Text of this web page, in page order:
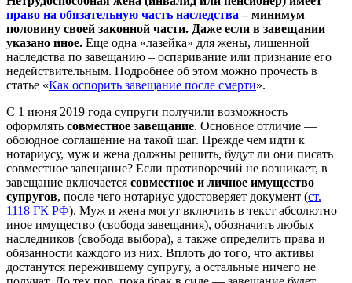
право на обязательную часть наследства – минимум
половину своей законной части. Даже если в завещании
указано иное. Еще одна «лазейка» для жены, лишенной
наследства по завещанию – оспаривание или признание его
недействительным. Подробнее об этом можно прочесть в
статье «Как оспорить завещание после смерти».
С 1 июня 2019 года супруги получили возможность
оформлять совместное завещание. Основное отличие —
обоюдное соглашение на такой шаг. Прежде чем идти к
нотариусу, муж и жена должны решить, будут ли они писать
совместное завещание? Если противоречий не возникает, в
завещание включается совместное и личное имущество
супругов, после чего нотариус удостоверяет документ (ст.
1118 ГК РФ). Муж и жена могут включить в текст абсолютно
иное имущество (свобода завещания), обозначить любых
наследников (свобода выбора), а также определить права и
обязанности каждого из них. Вплоть до того, что активы
достанутся пережившему супругу, а остальные ничего не